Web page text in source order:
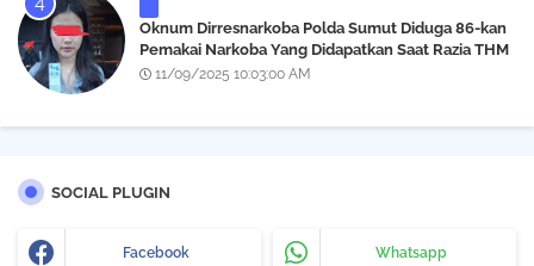
Oknum Dirresnarkoba Polda Sumut Diduga 86-kan
Pemakai Narkoba Yang Didapatkan Saat Razia THM
Black Owl, Propam Diminta Bertindak
11/09/2025 10:03:00 AM
SOCIAL PLUGIN
Facebook Whatsapp